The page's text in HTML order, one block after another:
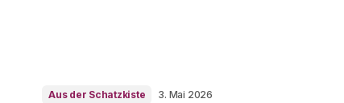
Aus der Schatzkiste 3. Mai 2026